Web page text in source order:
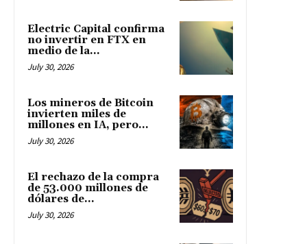
Electric Capital confirma
no invertir en FTX en
medio de la...
July 30, 2026
Los mineros de Bitcoin
invierten miles de
millones en IA, pero...
July 30, 2026
El rechazo de la compra
de 53.000 millones de
dólares de...
July 30, 2026